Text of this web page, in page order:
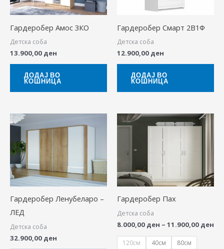
Гардеробер Амос 3КО
Детска соба
13.900,00 ден
ДОДАЈ ВО
КОШНИЦА
Гардеробер Смарт 2В1Ф
Детска соба
12.900,00 ден
ДОДАЈ ВО
КОШНИЦА
Гардеробер Ленубеларо –
ЛЕД
Детска соба
32.900,00 ден
Гардеробер Пах
Детска соба
8.000,00 ден – 11.900,00 ден
120см 40см 80см
This
The
be